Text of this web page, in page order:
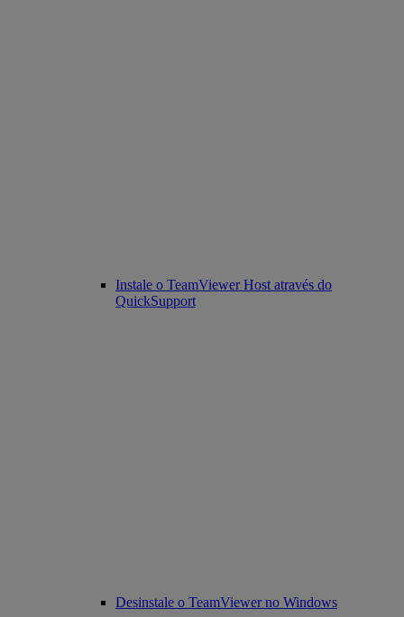
Instale o TeamViewer Host através do
QuickSupport
Desinstale o TeamViewer no Windows